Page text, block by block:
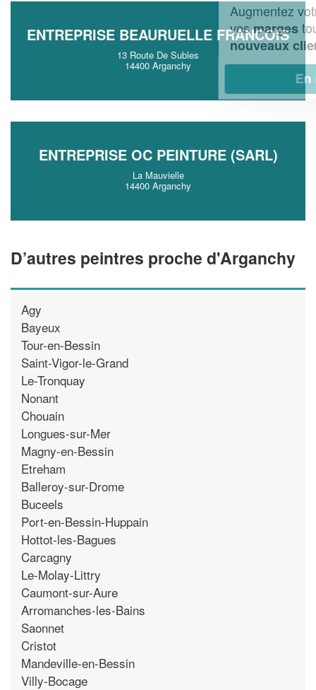
ENTREPRISE BEAURUELLE FRANCOIS
13 Route De Subles
14400 Arganchy
ENTREPRISE OC PEINTURE (SARL)
La Mauvielle
14400 Arganchy
D’autres peintres proche d'Arganchy
Agy
Bayeux
Tour-en-Bessin
Saint-Vigor-le-Grand
Le-Tronquay
Nonant
Chouain
Longues-sur-Mer
Magny-en-Bessin
Etreham
Balleroy-sur-Drome
Buceels
Port-en-Bessin-Huppain
Hottot-les-Bagues
Carcagny
Le-Molay-Littry
Caumont-sur-Aure
Arromanches-les-Bains
Saonnet
Cristot
Mandeville-en-Bessin
Villy-Bocage
chiffre d'affaireset
vosmargestout en gagnant de
nouveaux clients!